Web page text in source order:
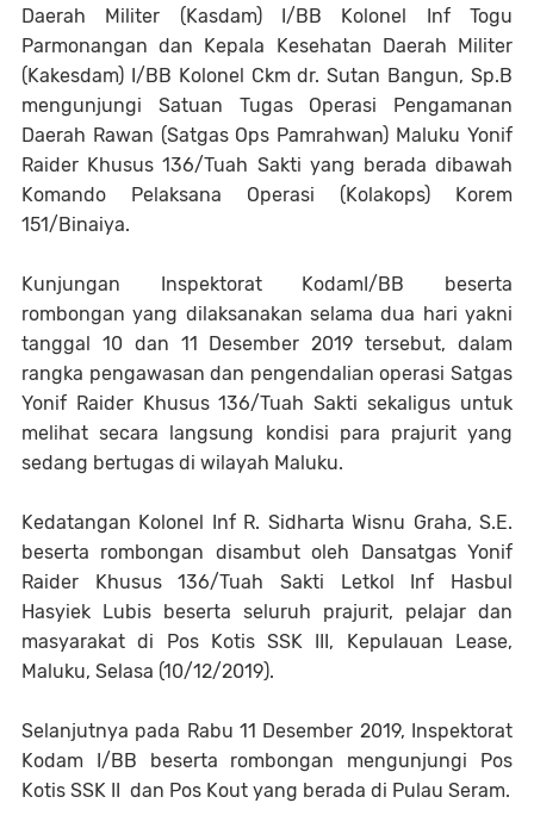
Daerah Militer (Kasdam) I/BB Kolonel Inf Togu
Parmonangan dan Kepala Kesehatan Daerah Militer
(Kakesdam) I/BB Kolonel Ckm dr. Sutan Bangun, Sp.B
mengunjungi Satuan Tugas Operasi Pengamanan
Daerah Rawan (Satgas Ops Pamrahwan) Maluku Yonif
Raider Khusus 136/Tuah Sakti yang berada dibawah
Komando Pelaksana Operasi (Kolakops) Korem
151/Binaiya.
Kunjungan Inspektorat KodamI/BB beserta
rombongan yang dilaksanakan selama dua hari yakni
tanggal 10 dan 11 Desember 2019 tersebut, dalam
rangka pengawasan dan pengendalian operasi Satgas
Yonif Raider Khusus 136/Tuah Sakti sekaligus untuk
melihat secara langsung kondisi para prajurit yang
sedang bertugas di wilayah Maluku.
Kedatangan Kolonel Inf R. Sidharta Wisnu Graha, S.E.
beserta rombongan disambut oleh Dansatgas Yonif
Raider Khusus 136/Tuah Sakti Letkol Inf Hasbul
Hasyiek Lubis beserta seluruh prajurit, pelajar dan
masyarakat di Pos Kotis SSK III, Kepulauan Lease,
Maluku, Selasa (10/12/2019).
Selanjutnya pada Rabu 11 Desember 2019, Inspektorat
Kodam I/BB beserta rombongan mengunjungi Pos
Kotis SSK II dan Pos Kout yang berada di Pulau Seram.